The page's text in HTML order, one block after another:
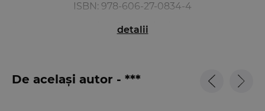
ISBN: 978-606-27-0834-4
Fiselor de drept penal
• incorporeaza in cadrul fiselor
texte de lege ale
detalii
De același autor - ***